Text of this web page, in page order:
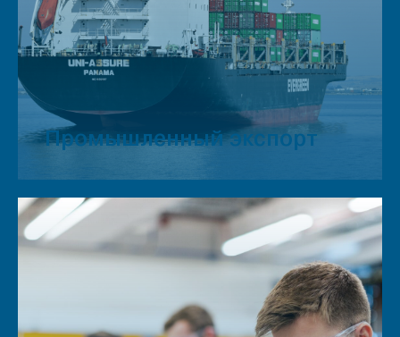
Промышленный экспорт